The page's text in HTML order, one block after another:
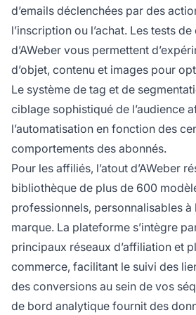
d’emails déclenchées par des
l’inscription ou l’achat. Les tests
d’AWeber vous permettent
d’objet, contenu et images pour
Le système de tag et de
ciblage sophistiqué de l’audience
l’automatisation en fonction des
comportements des abonnés.
Pour les affiliés, l’atout d’AWeber
bibliothèque de plus de 600
professionnels, personnalisables à
marque. La plateforme s’intègre
principaux réseaux d’affiliation et
commerce, facilitant le suivi des
des conversions au sein de vos
de bord analytique fournit des